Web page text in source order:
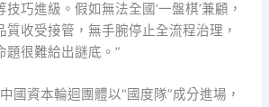
巧進級。假如無法全國‘一盤棋’兼顧，
質收受接管，無手腕停止全流程治理，
題很難給出謎底。”
國資本輪迴團體以“國度隊”成分進場，